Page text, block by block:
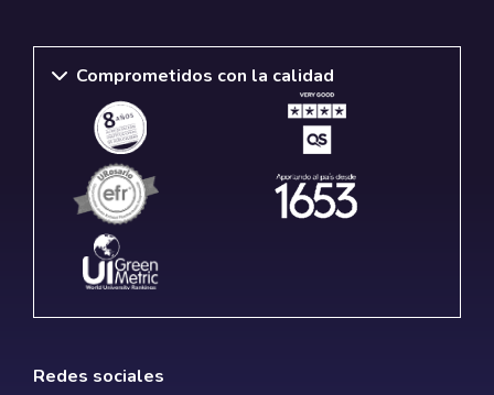
Comprometidos con la calidad
Redes sociales